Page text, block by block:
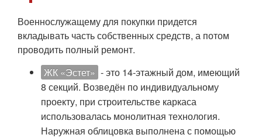
Военнослужащему для покупки придется
вкладывать часть собственных средств, а потом
проводить полный ремонт.
ЖК «Эстет» - это 14-этажный дом, имеющий
8 секций. Возведён по индивидуальному
проекту, при строительстве каркаса
использовалась монолитная технология.
Наружная облицовка выполнена с помощью